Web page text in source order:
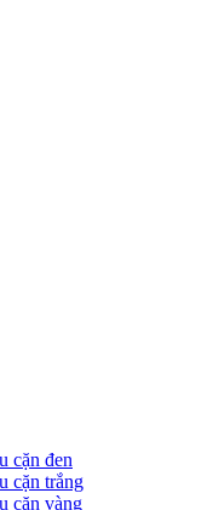
cặn đen
cặn trắng
cặn vàng